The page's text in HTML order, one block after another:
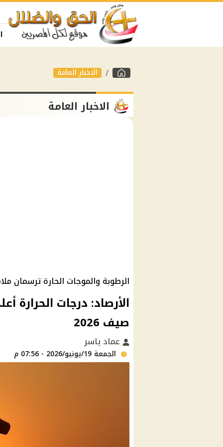
الاخبار العامة
الاخبار العامة
الرطوبة والموجات الحارة ترسمان
الأرصاد: درجات
صيف 2026
عماد ياسر
الجمعة 19/يونيو/2026 - 07:56 م